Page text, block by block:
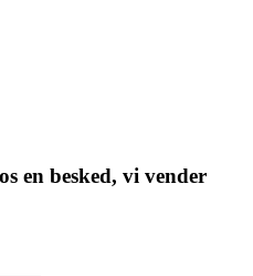
en besked, vi vender